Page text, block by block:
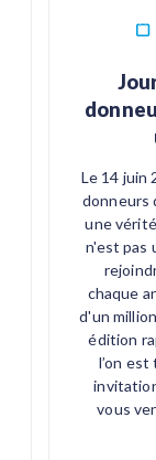
Le 14 juin
donneurs
une
n'est pas
chaque
d'un
édition
l’on
vous